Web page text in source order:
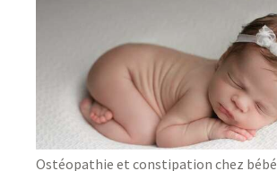
Ostéopathie et constipation chez bébé